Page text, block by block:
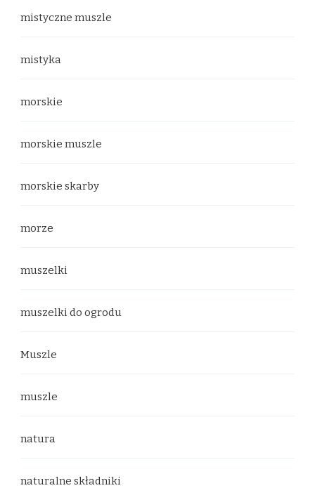
mistyczne muszle
mistyka
morskie
morskie muszle
morskie skarby
morze
muszelki
muszelki do ogrodu
Muszle
muszle
natura
naturalne składniki